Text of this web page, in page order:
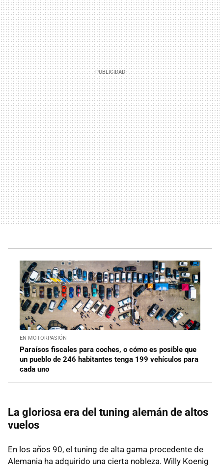
EN MOTORPASIÓN
Paraísos fiscales para coches, o cómo es posible que
un pueblo de 246 habitantes tenga 199 vehículos para
cada uno
La gloriosa era del tuning alemán de altos
vuelos
En los años 90, el tuning de alta gama procedente de
Alemania ha adquirido una cierta nobleza. Willy Koenig